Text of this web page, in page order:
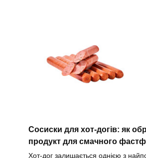
Сосиски для хот-догів: як
продукт для смачного
Хот-дог залишається однією з